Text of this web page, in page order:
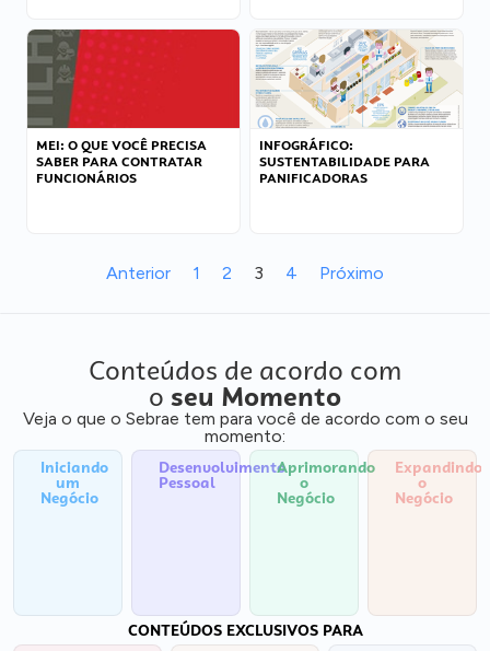
MEI: O QUE VOCÊ PRECISA
SABER PARA CONTRATAR
FUNCIONÁRIOS
INFOGRÁFICO:
SUSTENTABILIDADE PARA
PANIFICADORAS
Anterior 1 2 3 4 Próximo
Conteúdos de acordo com
o seu Momento
Veja o que o Sebrae tem para você de acordo com o seu
momento:
Iniciando
um
Negócio
Desenvolvimento
Pessoal
Aprimorando
o
Negócio
Expandindo
o
Negócio
CONTEÚDOS EXCLUSIVOS PARA